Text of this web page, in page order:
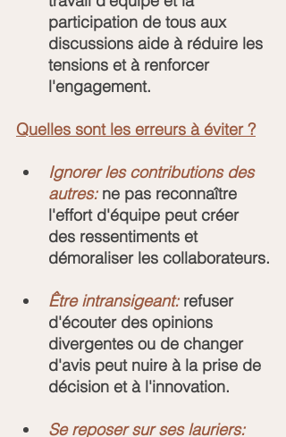
participation de tous aux
discussions aide à réduire les
tensions et à renforcer
l'engagement.
Quelles sont les erreurs à éviter ?
Ignorer les contributions des
autres: ne pas reconnaître
l'effort d'équipe peut créer
des ressentiments et
démoraliser les collaborateurs.
Être intransigeant: refuser
d'écouter des opinions
divergentes ou de changer
d'avis peut nuire à la prise de
décision et à l'innovation.
Se reposer sur ses lauriers: